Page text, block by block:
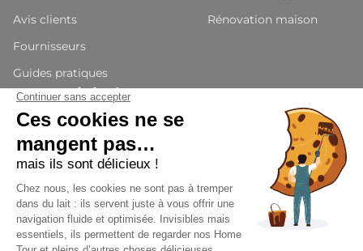
Avis clients
Fournisseurs
Guides pratiques
Rénovation maison
Nous rejoindre
Devenir partenaires
Candidature
Presse et média
© Architoi 2026 - Tous droits réservés